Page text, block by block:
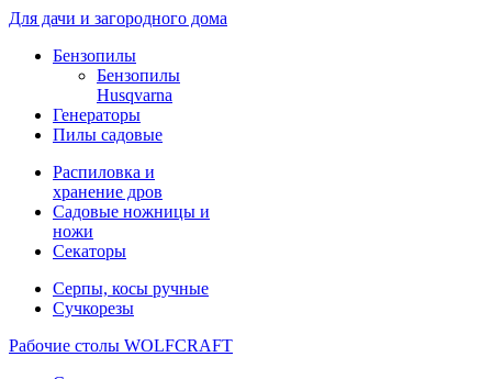
Для дачи и загородного дома
Бензопилы
Бензопилы
Husqvarna
Генераторы
Пилы садовые
Распиловка и
хранение дров
Садовые ножницы и
ножи
Секаторы
Серпы, косы ручные
Сучкорезы
Рабочие столы WOLFCRAFT